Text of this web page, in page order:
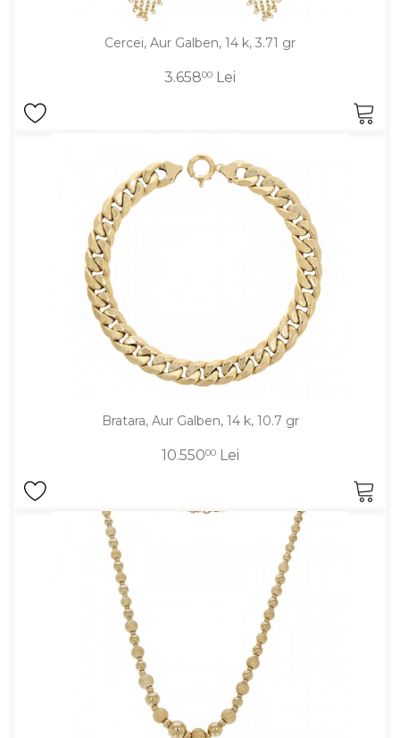
Cercei, Aur Galben, 14 k, 3.71 gr
3.65800 Lei
Bratara, Aur Galben, 14 k, 10.7 gr
10.55000Lei